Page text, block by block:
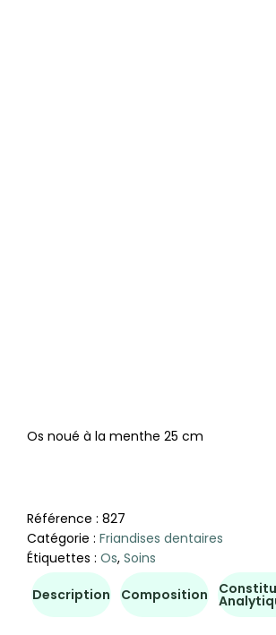
Os noué à la menthe 25 cm
Référence : 827
Catégorie : Friandises dentaires
Étiquettes : Os, Soins
Description Composition